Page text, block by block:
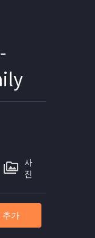
사
진
추가